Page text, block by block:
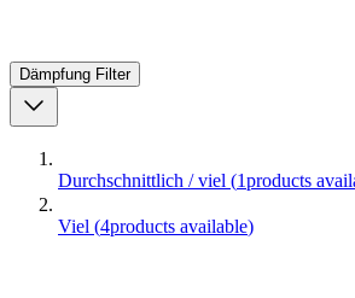
Dämpfung Filter
Durchschnittlich / viel (1products
Viel (4products available)